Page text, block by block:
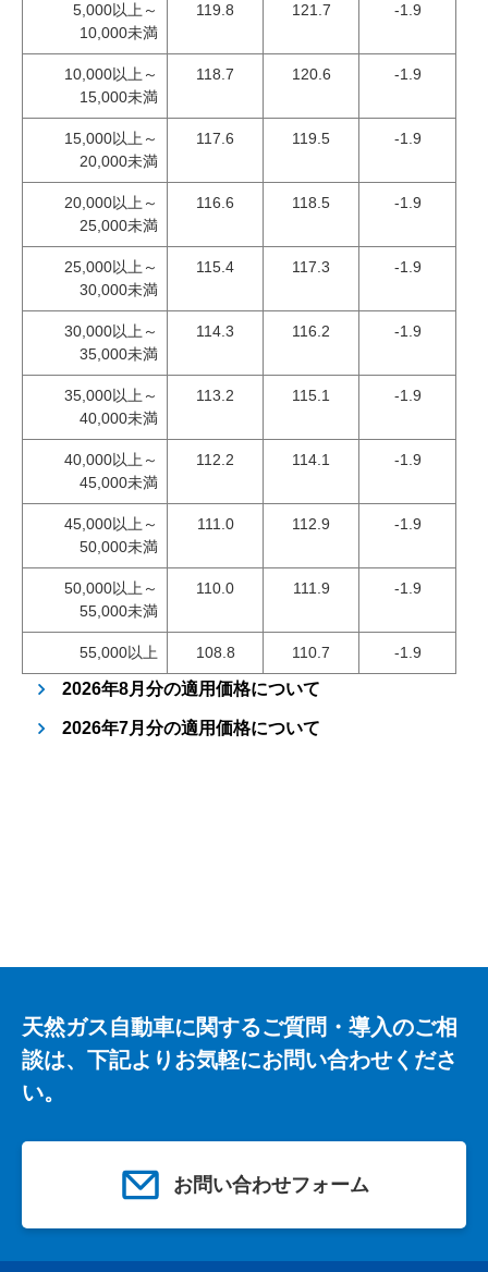
5,000以上～
10,000未満
119.8 121.7 -1.9
10,000以上～
15,000未満
118.7 120.6 -1.9
15,000以上～
20,000未満
117.6 119.5 -1.9
20,000以上～
25,000未満
116.6 118.5 -1.9
25,000以上～
30,000未満
115.4 117.3 -1.9
30,000以上～
35,000未満
114.3 116.2 -1.9
35,000以上～
40,000未満
113.2 115.1 -1.9
40,000以上～
45,000未満
112.2 114.1 -1.9
45,000以上～
50,000未満
111.0 112.9 -1.9
50,000以上～
55,000未満
110.0 111.9 -1.9
55,000以上 108.8 110.7 -1.9
2026年8月分の適用価格について
2026年7月分の適用価格について
天然ガス自動車に関するご質問・導入のご相
談は、下記よりお気軽にお問い合わせくださ
い。
お問い合わせフォーム